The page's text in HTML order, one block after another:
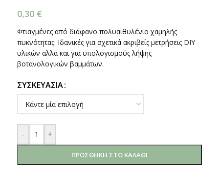
0,30 €
Φτιαγμένες από διάφανο πολυαιθυλένιο χαμηλής
πυκνότητας. Ιδανικές για σχετικά ακριβείς μετρήσεις DIY
υλικών αλλά και για υπολογισμούς λήψης
βοτανολογικών βαμμάτων.
ΣΥΣΚΕΥΑΣΊΑ
- +
ΠΡΟΣΘΉΚΗ ΣΤΟ ΚΑΛΆΘΙ